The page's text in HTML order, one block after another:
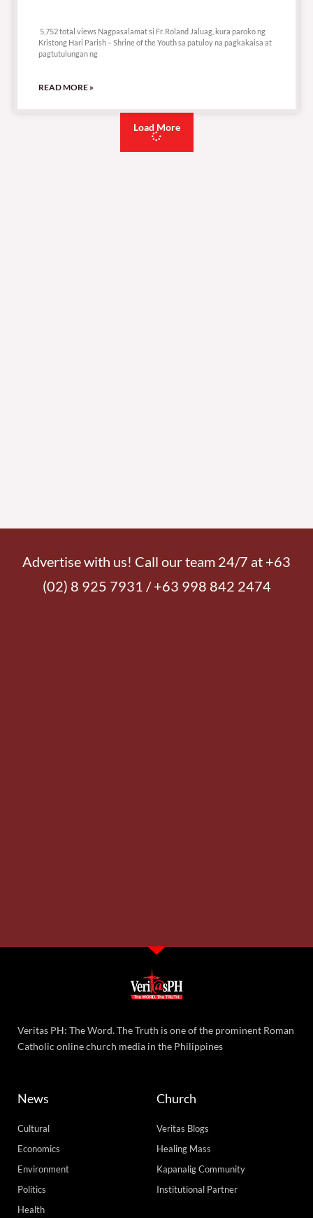
5,752 total views Nagpasalamat si Fr. Roland Jaluag, kura paroko ng
Kristong Hari Parish – Shrine of the Youth sa patuloy na pagkakaisa at
pagtutulungan ng
READ MORE »
Load More
Advertise with us! Call our team 24/7 at +63
(02) 8 925 7931 / +63 998 842 2474
Veritas PH: The Word. The Truth is one of the prominent Roman
Catholic online church media in the Philippines
News
Cultural
Economics
Environment
Politics
Health
Church
Veritas Blogs
Healing Mass
Kapanalig Community
Institutional Partner